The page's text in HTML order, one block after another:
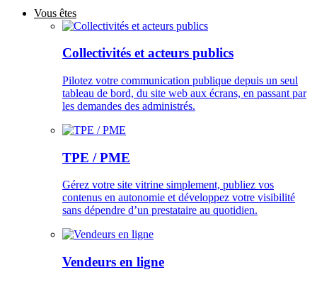
Vous êtes
Collectivités et acteurs publics
Pilotez votre communication publique depuis un seul
tableau de bord, du site web aux écrans, en passant par
les demandes des administrés.
TPE / PME
Gérez votre site vitrine simplement, publiez vos
contenus en autonomie et développez votre visibilité
sans dépendre d’un prestataire au quotidien.
Vendeurs en ligne